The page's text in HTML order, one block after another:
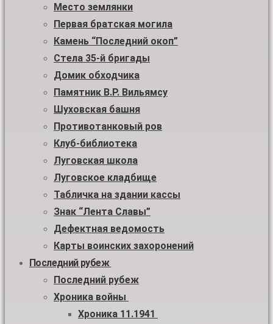
Место землянки
Первая братская могила
Камень “Последний окоп”
Стела 35-й бригады
Домик обходчика
Памятник В.Р. Вильямсу
Шуховская башня
Противотанковый ров
Клуб-библиотека
Луговская школа
Луговское кладбище
Табличка на здании кассы
Знак “Лента Славы”
Дефектная ведомость
Карты воинских захоронений
Последний рубеж
Последний рубеж
Хроника войны
Хроника 11.1941